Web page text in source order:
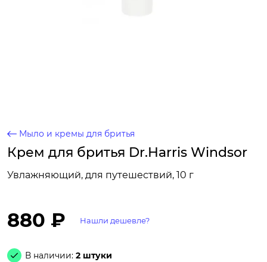
Мыло и кремы для бритья
Крем для бритья Dr.Harris Windsor
Увлажняющий, для путешествий, 10 г
880 ₽ Нашли дешевле?
В наличии: 2 штуки